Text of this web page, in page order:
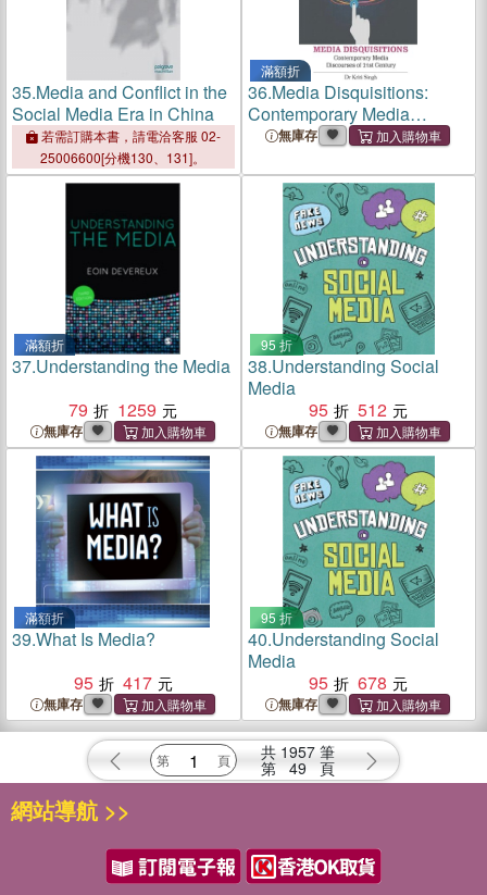
35.Media and Conflict in the
Social Media Era in China
若需訂購本書，請電洽客服 02-
25006600[分機130、131]。
滿額折
36.Media Disquisitions:
Contemporary Media
Discourses of 21st Century
無庫存
滿額折
37.Understanding the Media
79
1259
無庫存
95 折
38.Understanding Social
Media
95
512
無庫存
滿額折
39.What Is Media?
95
417
無庫存
95 折
40.Understanding Social
Media
95
678
無庫存
共 1957 筆
第 49 頁
網站導航 >>